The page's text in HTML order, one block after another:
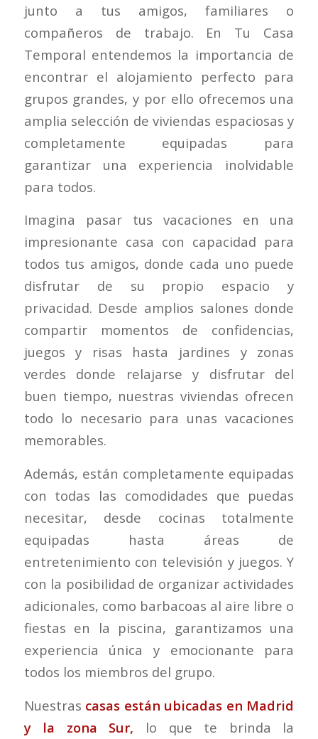
junto a tus amigos, familiares o
compañeros de trabajo. En Tu Casa
Temporal entendemos la importancia de
encontrar el alojamiento perfecto para
grupos grandes, y por ello ofrecemos una
amplia selección de viviendas espaciosas y
completamente equipadas para
garantizar una experiencia inolvidable
para todos.
Imagina pasar tus vacaciones en una
impresionante casa con capacidad para
todos tus amigos, donde cada uno puede
disfrutar de su propio espacio y
privacidad. Desde amplios salones donde
compartir momentos de confidencias,
juegos y risas hasta jardines y zonas
verdes donde relajarse y disfrutar del
buen tiempo, nuestras viviendas ofrecen
todo lo necesario para unas vacaciones
memorables.
Además, están completamente equipadas
con todas las comodidades que puedas
necesitar, desde cocinas totalmente
equipadas hasta áreas de
entretenimiento con televisión y juegos. Y
con la posibilidad de organizar actividades
adicionales, como barbacoas al aire libre o
fiestas en la piscina, garantizamos una
experiencia única y emocionante para
todos los miembros del grupo.
Nuestras casas están ubicadas en Madrid
y la zona Sur, lo que te brinda la